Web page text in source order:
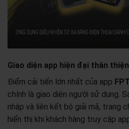
Giao diện app hiện đại thân
Điểm cải tiến lớn nhất của app
chính là giao diện người sử dụng.
nhập và liên kết bộ giải mã, trang
hiển thị khi khách hàng truy cập